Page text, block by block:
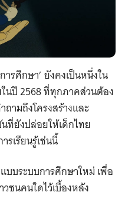
รศึกษา’ ยังคงเป็นหนึ่งใน
นปี 2568 ที่ทุกภาคส่วนต้อง
ามถึงโครงสร้างและ
ที่ยังปล่อยให้เด็กไทย
เรียนรู้เช่นนี้
บบระบบการศึกษาใหม่ เพื่อ
ชนคนใดไว้เบื้องหลัง